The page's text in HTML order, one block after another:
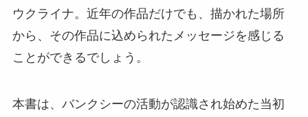
ウクライナ。近年の作品だけでも、描かれた場所
から、その作品に込められたメッセージを感じる
ことができるでしょう。
本書は、バンクシーの活動が認識され始めた当初